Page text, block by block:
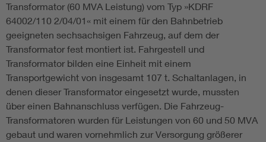
Transformator (60 MVA Leistung) vom Typ »KDRF
64002/110 2/04/01« mit einem für den Bahnbetrieb
geeigneten sechsachsigen Fahrzeug, auf dem der
Transformator fest montiert ist. Fahrgestell und
Transformator bilden eine Einheit mit einem
Transportgewicht von insgesamt 107 t. Schaltanlagen, in
denen dieser Transformator eingesetzt wurde, mussten
über einen Bahnanschluss verfügen. Die Fahrzeug-
Transformatoren wurden für Leistungen von 60 und 50 MVA
gebaut und waren vornehmlich zur Versorgung größerer